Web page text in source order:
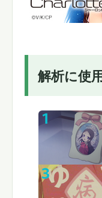
解析に使